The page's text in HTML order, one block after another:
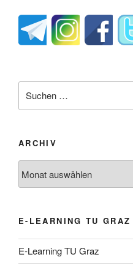
nach:
ARCHIV
E-LEARNING TU GRAZ
E-Learning TU Graz